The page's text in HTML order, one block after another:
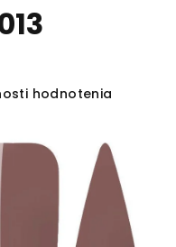
hodnotenia